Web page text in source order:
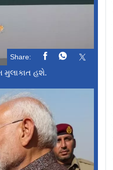
Share:
મુલાકાત હશે.